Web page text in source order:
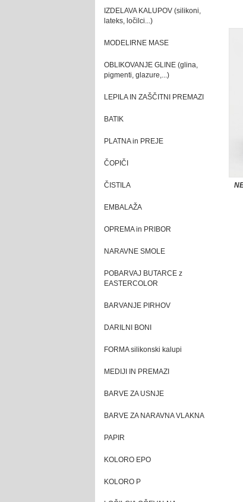
IZDELAVA KALUPOV (silikoni,
lateks, ločilci...)
MODELIRNE MASE
OBLIKOVANJE GLINE (glina,
pigmenti, glazure,...)
LEPILA IN ZAŠČITNI PREMAZI
BATIK
PLATNA in PREJE
ČOPIČI
ČISTILA
EMBALAŽA
OPREMA in PRIBOR
NARAVNE SMOLE
POBARVAJ BUTARCE z
EASTERCOLOR
BARVANJE PIRHOV
DARILNI BONI
FORMA silikonski kalupi
MEDIJI IN PREMAZI
BARVE ZA USNJE
BARVE ZA NARAVNA VLAKNA
PAPIR
KOLORO EPO
KOLORO P